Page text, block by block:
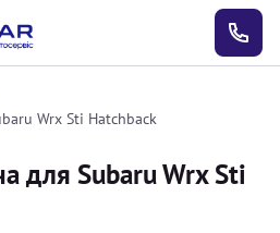
Wrx Sti Hatchback
для Subaru Wrx Sti